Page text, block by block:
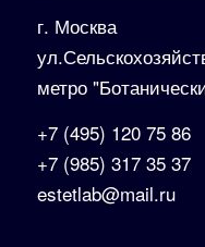
г. Москва
метро
+7 (495) 120 75 86
+7 (985) 317 35 37
estetlab@mail.ru